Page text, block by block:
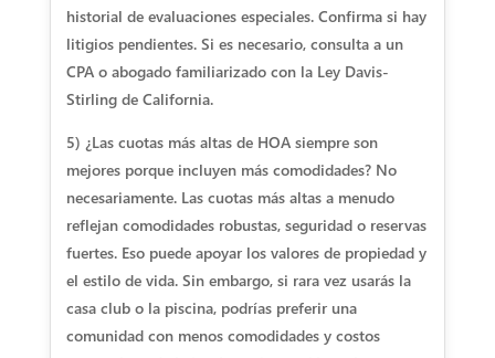
historial de evaluaciones especiales. Confirma si hay
litigios pendientes. Si es necesario, consulta a un
CPA o abogado familiarizado con la Ley Davis-
Stirling de California.
5) ¿Las cuotas más altas de HOA siempre son
mejores porque incluyen más comodidades?No
necesariamente. Las cuotas más altas a menudo
reflejan comodidades robustas, seguridad o reservas
fuertes. Eso puede apoyar los valores de propiedad y
el estilo de vida. Sin embargo, si rara vez usarás la
casa club o la piscina, podrías preferir una
comunidad con menos comodidades y costos